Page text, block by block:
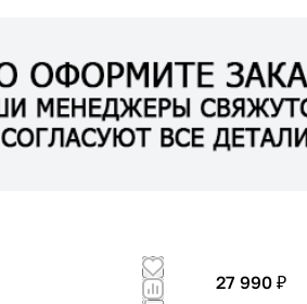
27 990 ₽